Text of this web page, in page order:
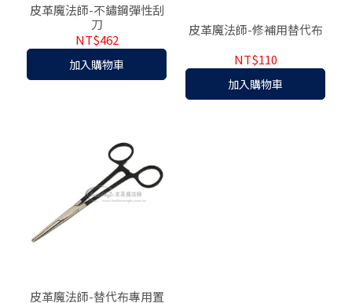
皮革魔法師-不鏽鋼彈性刮
刀
NT$462
加入購物車
皮革魔法師-修補用替代布
NT$110
加入購物車
皮革魔法師-替代布專用置